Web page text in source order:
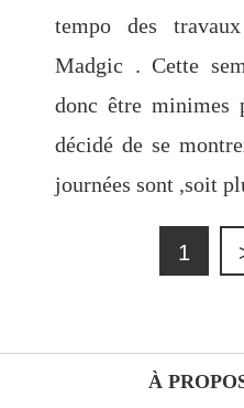
tempo des
Madgic . Cette
donc être minimes
décidé de se
journées sont ,soit
1
À